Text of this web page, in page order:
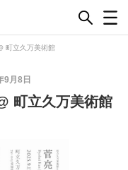
町立久万美術館
9月8日
町立久万美術館